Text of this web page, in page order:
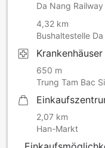
Da Nang
4,32 km
Bushaltestelle
650 m
Trung Tam Bac
2,07 km
Han-Markt